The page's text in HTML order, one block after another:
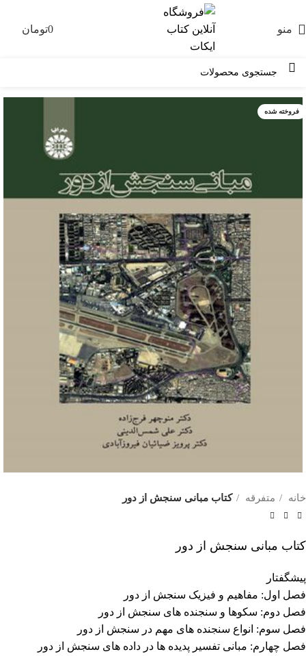
منو 0تومان
فروخته شده
خانه متفرقه کتاب مبانی سنجش از دور
کتاب مبانی سنجش از دور
پیشگفتار
فصل اول: مفاهیم و فیزیک سنجش از دور
فصل دوم: سکوها و سنجنده های سنجش از دور
فصل سوم: انواع سنجنده های مهم در سنجش از دور
فصل چهارم: مبانی تفسیر پدیده ها در داده های سنجش از دور